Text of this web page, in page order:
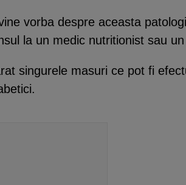
vorba despre aceasta
la un medic nutritionist sau
singurele masuri ce pot fi